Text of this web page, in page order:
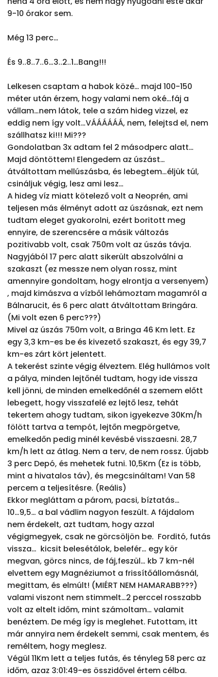
9-10 órakor sem.
Még 13 perc…
És 9..8..7..6…3..2..1…Bang!!!
Lelkesen csaptam a habok közé… majd 100-150
méter után érzem, hogy valami nem oké…fáj a
vállam…nem látok, tele a szám hideg vizzel, ez
eddig nem így volt…VÁÁÁÁÁÁ, nem, felejtsd el, nem
szállhatsz ki!!! Mi???
Gondolatban 3x adtam fel 2 másodperc alatt…
Majd döntöttem! Elengedem az úszást…
átváltottam mellúszásba, és lebegtem…éljük túl,
csináljuk végig, lesz ami lesz…
A hideg víz miatt kötelező volt a Neoprén, ami
teljesen más élményt adott az úszásnak, ezt nem
tudtam eleget gyakorolni, ezért boritott meg
ennyire, de szerencsére a másik változás
pozitivabb volt, csak 750m volt az úszás távja.
Nagyjából 17 perc alatt sikerült abszolválni a
szakaszt (ez messze nem olyan rossz, mint
amennyire gondoltam, hogy elrontja a versenyem)
, majd kimászva a vízből lehámoztam magamról a
Bálnarucit, és 6 perc alatt átváltottam Bringára.
(Mi volt ezen 6 perc???)
Mivel az úszás 750m volt, a Bringa 46 Km lett. Ez
egy 3,3 km-es be és kivezető szakaszt, és egy 39,7
km-es zárt kört jelentett.
A tekerést szinte végig élveztem. Elég hullámos volt
a pálya, minden lejtőnél tudtam, hogy ide vissza
kell jönni, de minden emelkedőnél a szemem előtt
lebegett, hogy visszafelé ez lejtő lesz, tehát
tekertem ahogy tudtam, sikon igyekezve 30Km/h
fölött tartva a tempót, lejtőn megpörgetve,
emelkedőn pedig minél kevésbé visszaesni. 28,7
km/h lett az átlag. Nem a terv, de nem rossz. Újabb
3 perc Depó, és mehetek futni. 10,5Km (Ez is több,
mint a hivatalos táv), és megcsináltam! Van 58
percem a teljesítésre. (Reális)
Ekkor megláttam a párom, pacsi, bíztatás…
10…9,5… a bal vádlim nagyon feszült. A fájdalom
nem érdekelt, azt tudtam, hogy azzal
végigmegyek, csak ne görcsöljön be.  Forditó, futás
vissza…  kicsit belesétálok, belefér… egy kör
megvan, görcs nincs, de fáj,feszül… kb 7 km-nél
elvettem egy Magnéziumot a frissítőállomásnál,
megittam, és elmúlt! (MIÉRT NEM HAMARABB???)
valami viszont nem stimmelt…2 perccel rosszabb
volt az eltelt időm, mint számoltam… valamit
benéztem. De még így is meglehet. Futottam, itt
már annyira nem érdekelt semmi, csak mentem, és
reméltem, hogy meglesz.
Végül 11Km lett a teljes futás, és tényleg 58 perc az
időm, azaz 3:01:49-es összidővel értem célba.